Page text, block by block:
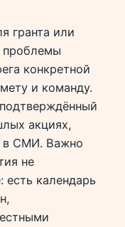
гранта или
проблемы
конкретной
и команду.
акциях,
в СМИ. Важно
не
календарь